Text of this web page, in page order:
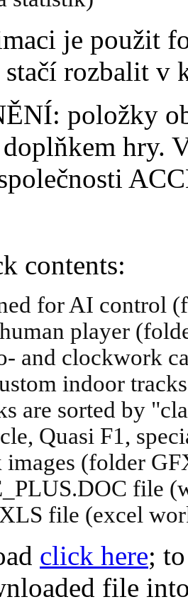
je použit
rozbalit v
položky
hry.
contents:
for AI control
player
and clockwork
indoor
are sorted by
Quasi F1,
images (folder
file
file (excel
click here;
file